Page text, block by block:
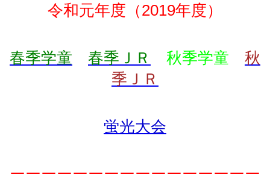
令和元年度（2019年度）
春季学童 春季ＪＲ 秋季学童 秋
季ＪＲ
蛍光大会